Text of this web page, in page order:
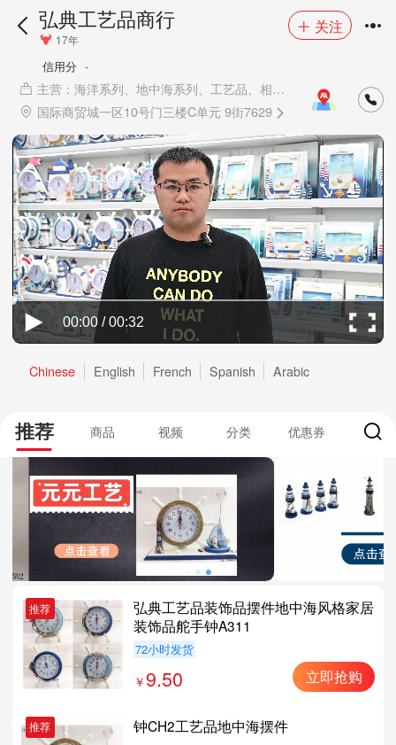
弘典工艺品商行
17年
关注
信用分 -
框、工艺品钟、装饰工艺、装饰挂件、救生圈工
国际商贸城一区10号门三楼C单元 9街7629
00:00 / 00:32
Chinese English French Spanish Arabic
推荐 商品 视频 分类 优惠券
弘典工艺品装饰品摆件地中海风格家居
装饰品舵手钟A311
72小时发货
9.50 立即抢购
推荐
钟CH2工艺品地中海摆件
推荐